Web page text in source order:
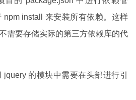
npm install 来安装所有依赖。这样
需要存储实际的第三方依赖库的代
的模块中需要在头部进行引